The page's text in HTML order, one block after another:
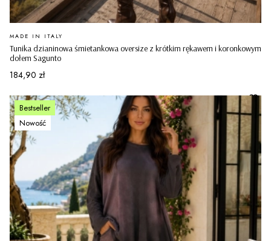
Tunika dzianinowa śmietankowa oversize z krótkim rękawem i koronkowym
dołem Sagunto
PRODUCENT
MADE IN ITALY
Cena
184,90 zł
Bestseller
Nowość